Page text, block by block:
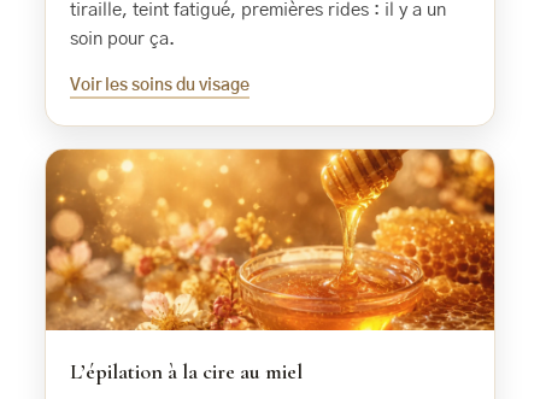
tiraille, teint fatigué, premières rides : il y a un
soin pour ça.
Voir les soins du visage
L’épilation à la cire au miel